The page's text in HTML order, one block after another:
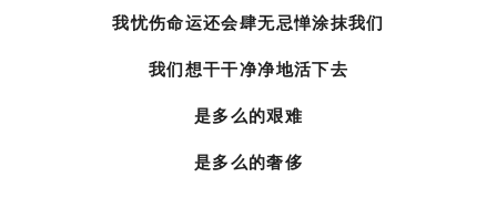
我忧伤命运还会肆无忌惮涂抹我们
我们想干干净净地活下去
是多么的艰难
是多么的奢侈